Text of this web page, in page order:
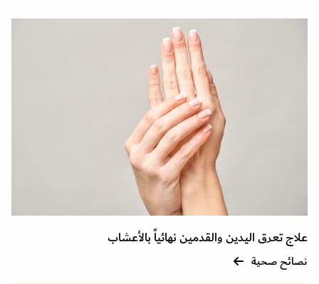
علاج تعرق اليدين والقدمين نهائياً بالأعشاب
نصائح صحية